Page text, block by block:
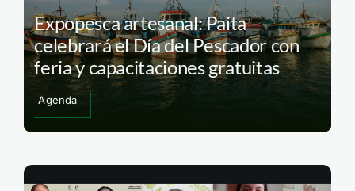
Expopesca artesanal: Paita
celebrará el Día del Pescador con
feria y capacitaciones gratuitas
Agenda